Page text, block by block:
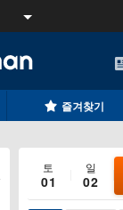
즐겨찾기
토
01
일
02